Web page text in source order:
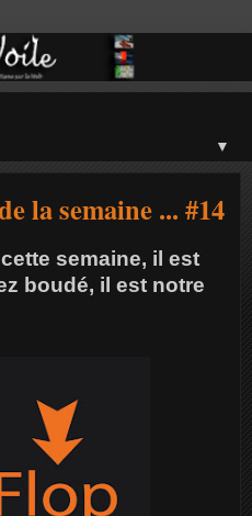
▼
la semaine ... #14
semaine, il est
boudé, il est notre